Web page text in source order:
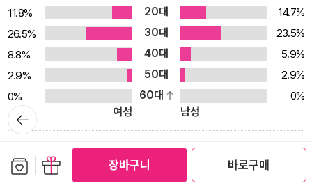
장바구니 바로구매
11.8%
20대
14.7%
26.5%
30대
23.5%
8.8%
40대
5.9%
2.9%
50대
2.9%
0%
60대
0%
여성
남성
9.0
뒤로가
기